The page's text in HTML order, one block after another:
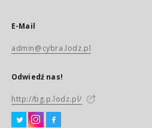
E-Mail
admin@cybra.lodz.pl
Odwiedź nas!
http://bg.p.lodz.pl/